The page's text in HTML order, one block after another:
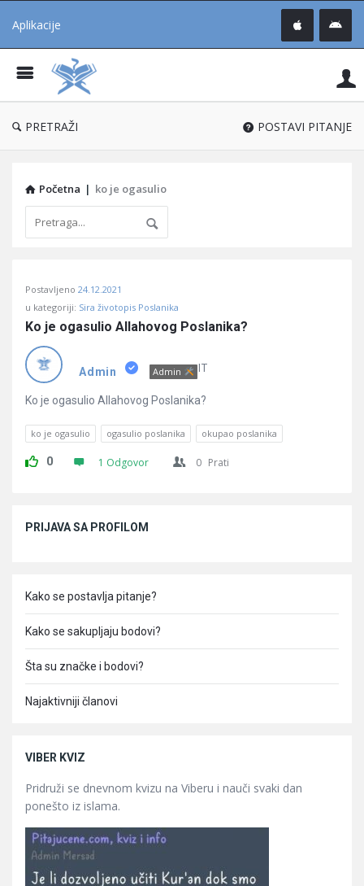
Aplikacije
®
PRETRAŽI POSTAVI PITANJE
Početna | ko je ogasulio
Učene
Latest
Pitanja
Postavljeno 24.12.2021
u kategoriji: Sira životopis Poslanika
Ko je ogasulio Allahovog Poslanika?
Admin Admin IT
Ko je ogasulio Allahovog Poslanika?
ko je ogasulio ogasulio poslanika okupao poslanika
0 1 Odgovor 0 Prati
PRIJAVA SA PROFILOM
Kako se postavlja pitanje?
Kako se sakupljaju bodovi?
Šta su značke i bodovi?
Najaktivniji članovi
VIBER KVIZ
Pridruži se dnevnom kvizu na Viberu i nauči svaki dan
ponešto iz islama.